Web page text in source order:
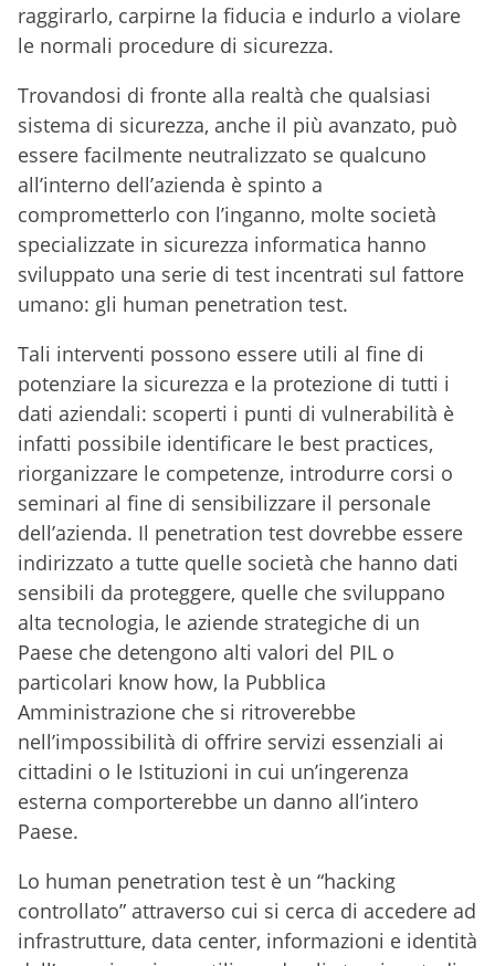
raggirarlo, carpirne la fiducia e indurlo a violare
le normali procedure di sicurezza.
Trovandosi di fronte alla realtà che qualsiasi
sistema di sicurezza, anche il più avanzato, può
essere facilmente neutralizzato se qualcuno
all’interno dell’azienda è spinto a
comprometterlo con l’inganno, molte società
specializzate in sicurezza informatica hanno
sviluppato una serie di test incentrati sul fattore
umano: gli human penetration test.
Tali interventi possono essere utili al fine di
potenziare la sicurezza e la protezione di tutti i
dati aziendali: scoperti i punti di vulnerabilità è
infatti possibile identificare le best practices,
riorganizzare le competenze, introdurre corsi o
seminari al fine di sensibilizzare il personale
dell’azienda. Il penetration test dovrebbe essere
indirizzato a tutte quelle società che hanno dati
sensibili da proteggere, quelle che sviluppano
alta tecnologia, le aziende strategiche di un
Paese che detengono alti valori del PIL o
particolari know how, la Pubblica
Amministrazione che si ritroverebbe
nell’impossibilità di offrire servizi essenziali ai
cittadini o le Istituzioni in cui un’ingerenza
esterna comporterebbe un danno all’intero
Paese.
Lo human penetration test è un “hacking
controllato” attraverso cui si cerca di accedere ad
infrastrutture, data center, informazioni e identità